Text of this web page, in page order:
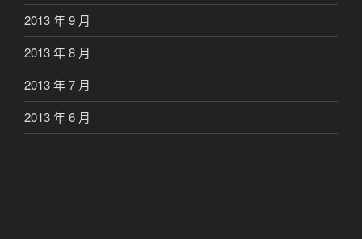
2013 年 9 月
2013 年 8 月
2013 年 7 月
2013 年 6 月